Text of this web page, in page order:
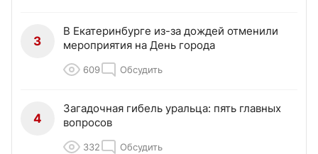
3
В Екатеринбурге из-за дождей отменили
мероприятия на День города
609 Обсудить
4
Загадочная гибель уральца: пять главных
вопросов
332 Обсудить